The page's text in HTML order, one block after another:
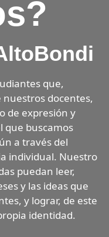
que,
docentes,
de expresión y
que buscamos
a través del
individual. Nuestro
puedan leer,
y las ideas que
y lograr, de este
identidad.